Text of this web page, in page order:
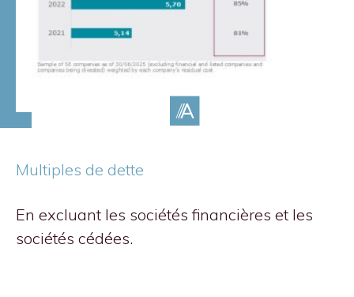
Multiples de dette
En excluant les sociétés financières et les
sociétés cédées.